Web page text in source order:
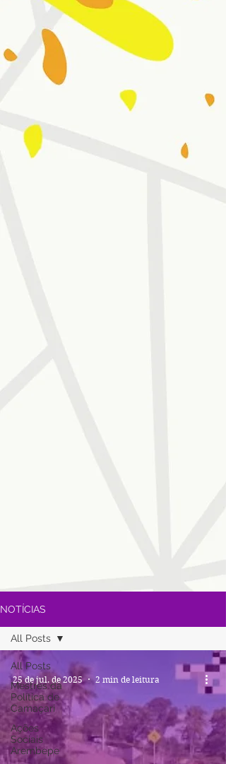
NOTÍCIAS
All Posts
Mestres da
Política de
Camaçari
Ações
Sociais
Arembepe
All Posts
25 de jul. de 2025 2 min de leitura